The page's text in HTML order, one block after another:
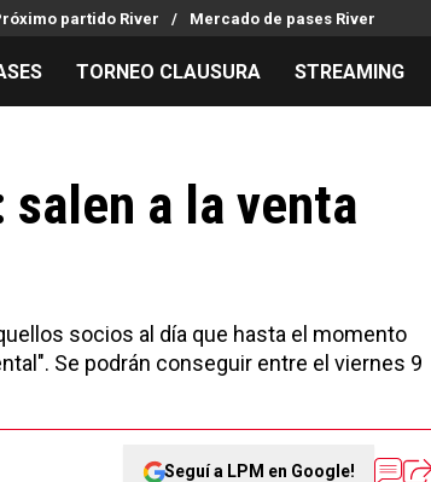
partido River Mercado de pases River
Entradas
Guías
TORNEO CLAUSURA STREAMING
a la venta
socios al día que hasta el momento
Se podrán conseguir entre el viernes 9
Seguí a LPM en Google!